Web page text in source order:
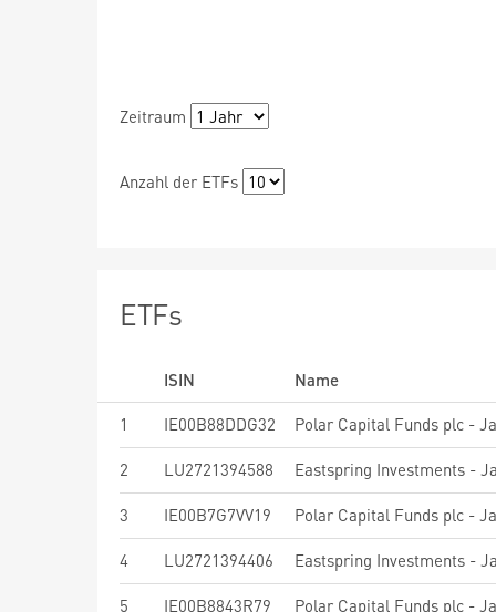
Zeitraum
Anzahl der ETFs
ETFs
ISIN
Name
1
IE00B88DDG32
2 LU2721394588
3 IE00B7G7VV19
4 LU2721394406
5 IE00B8843R79